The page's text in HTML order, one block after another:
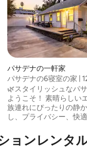
件、5つ星中4.98つ星の
パサデナの一軒家
パサデナの6寝室の家 |
イベートジャグジー付き
🌿スタイリッシュなパ
ようこそ！ 素晴らしい
族連れにぴったりの静
し、プライバシー、快
をお楽しみください 🎨
ルーム、専用のADU、
ョ⁠ン⁠レ⁠ン⁠タ⁠